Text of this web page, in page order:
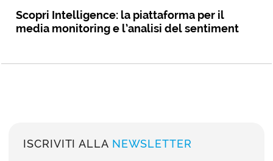
Scopri Intelligence: la piattaforma per il
media monitoring e l’analisi del sentiment
ISCRIVITI ALLA NEWSLETTER